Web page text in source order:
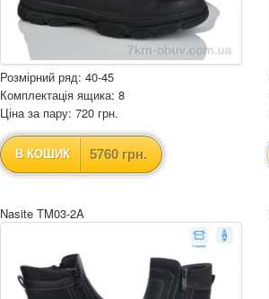
Розмірний ряд: 40-45
Комплектація ящика: 8
Ціна за пару: 720 грн.
В КОШИК 5760 грн.
Nasite TM03-2A